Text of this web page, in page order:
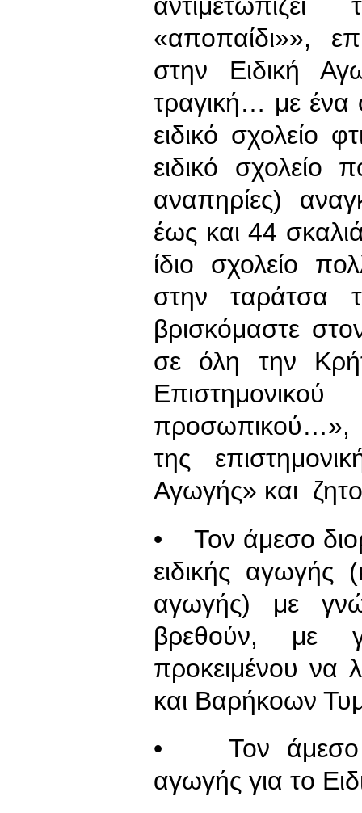
«αποπαίδι»»,
στην Ειδική
τραγική… με ένα
ειδικό σχολείο
ειδικό
αναπηρίες)
έως και 44
ίδιο σχολείο
στην ταράτσα
βρισκόμαστε
σε όλη την
προσωπικού…»,
της
Αγωγής» και
• Τον άμεσο
ειδικής αγωγής
αγωγής) με
βρεθούν, με
προκειμένου να
και Βαρήκοων
• Τον άμεσο
αγωγής για το